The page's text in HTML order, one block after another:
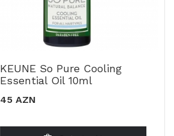
KEUNE So Pure Cooling
Essential Oil 10ml
45 AZN